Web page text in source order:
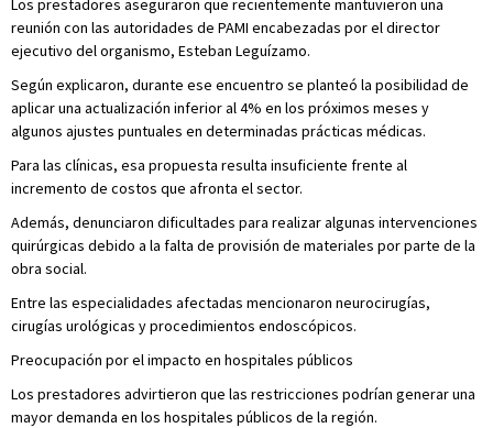
Los prestadores aseguraron que recientemente mantuvieron una
reunión con las autoridades de PAMI encabezadas por el director
ejecutivo del organismo, Esteban Leguízamo.
Según explicaron, durante ese encuentro se planteó la posibilidad de
aplicar una actualización inferior al 4% en los próximos meses y
algunos ajustes puntuales en determinadas prácticas médicas.
Para las clínicas, esa propuesta resulta insuficiente frente al
incremento de costos que afronta el sector.
Además, denunciaron dificultades para realizar algunas intervenciones
quirúrgicas debido a la falta de provisión de materiales por parte de la
obra social.
Entre las especialidades afectadas mencionaron neurocirugías,
cirugías urológicas y procedimientos endoscópicos.
Preocupación por el impacto en hospitales públicos
Los prestadores advirtieron que las restricciones podrían generar una
mayor demanda en los hospitales públicos de la región.